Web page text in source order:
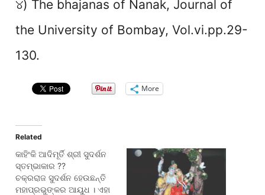
୪) The bhajanas of Nanak, Journal of
the University of Bombay, Vol.vi.pp.29-
130.
More
Related
କାହିଂକି ଆଦିମୂର୍ତି ଶ୍ରୀ ସୁଦର୍ଶନ
ସ୍ତମ୍ଭାକାର ??
ଚକ୍ରରାଜ ସୁଦର୍ଶନ ହେଉଛନ୍ତି
ମହାପ୍ରଭୁଙ୍କର ଆୟୁଧ । ଏହା